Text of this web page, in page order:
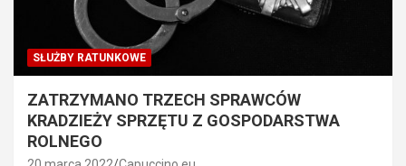
SŁUŻBY RATUNKOWE
ZATRZYMANO TRZECH SPRAWCÓW
KRADZIEŻY SPRZĘTU Z GOSPODARSTWA
ROLNEGO